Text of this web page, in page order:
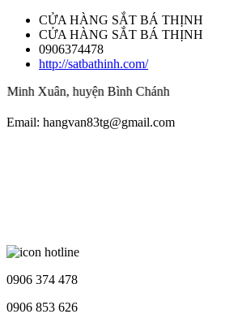
CỬA HÀNG SẮT BÁ THỊNH
CỬA HÀNG SẮT BÁ THỊNH
0906374478
http://satbathinh.com/
Xuân, huyện Bình Chánh
Email: hangvan83tg@gmail.com
0906 374 478
0906 853 626